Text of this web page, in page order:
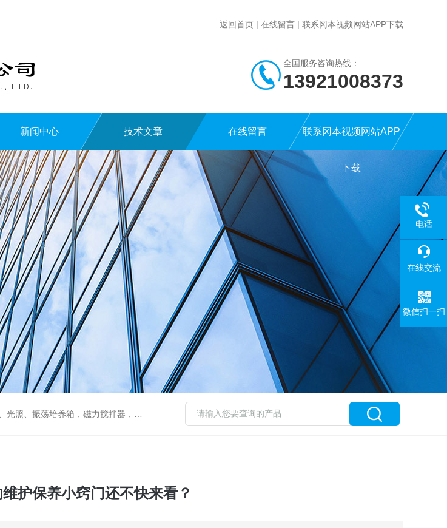
返回首页 | 在线留言 | 联系冈本视频网站APP下载
全国服务咨询热线：
13921008373
新闻中心 技术文章 在线留言 联系冈本视频网站APP
下载
，油浴锅，油浴，石英亚沸蒸馏水器，箱式电阻炉，不锈钢真空干燥箱
保养小窍门还不快来看？
电话
在线交流
微信扫一扫